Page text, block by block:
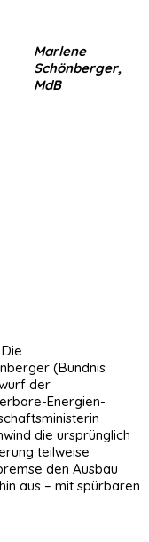
Marlene
Schönberger,
MdB
(Bündnis
der
Energien-
die ursprünglich
teilweise
den Ausbau
aus – mit spürbaren